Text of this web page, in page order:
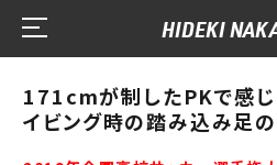
HIDEKI
171cmが制したPKで感じ
イビング時の踏み込み足の